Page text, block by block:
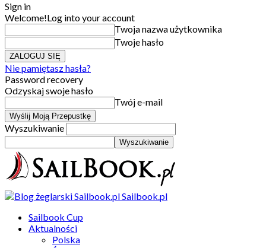
Sign in
Welcome!Log into your account
Twoja nazwa użytkownika
Twoje hasło
Nie pamiętasz hasła?
Password recovery
Odzyskaj swoje hasło
Twój e-mail
Wyszukiwanie
Sailbook.pl
Sailbook Cup
Aktualności
Polska